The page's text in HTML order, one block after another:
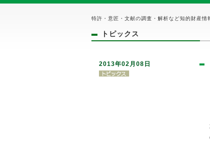
特許・意匠・文献の調査・解析など知的財産情
トピックス
2013年02月08日